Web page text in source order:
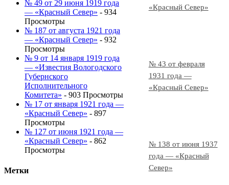
«Красный Север»
№ 43 от февраля
1931 года —
«Красный Север»
№ 138 от июня 1937
года — «Красный
Север»
№ 49 от 29 июня 1919 года
— «Красный Север» - 934
Просмотры
№ 187 от августа 1921 года
— «Красный Север» - 932
Просмотры
№ 9 от 14 января 1919 года
— «Известия Вологодского
Губернского
Исполнительного
Комитета» - 903 Просмотры
№ 17 от января 1921 года —
«Красный Север» - 897
Просмотры
№ 127 от июня 1921 года —
«Красный Север» - 862
Просмотры
Метки